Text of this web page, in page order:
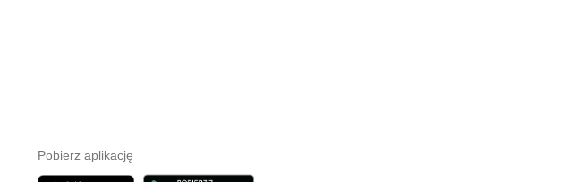
Pobierz aplikację